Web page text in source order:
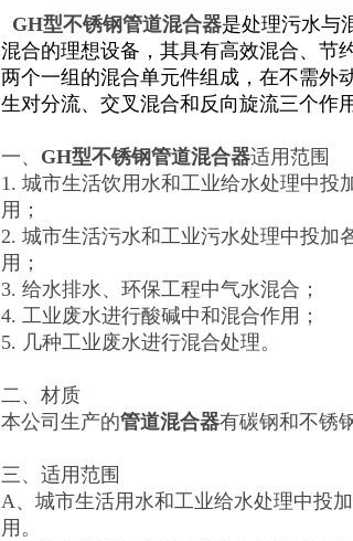
GH型不锈钢管道混合器是处理污水与
混合的理想设备，其具有高效混合、节
两个一组的混合单元件组成，在不需外
生对分流、交叉混合和反向旋流三个作
一、 GH型不锈钢管道混合器适用范围
1. 城市生活饮用水和工业给水处理中投
用；
2. 城市生活污水和工业污水处理中投加
用；
3. 给水排水、环保工程中气水混合；
4. 工业废水进行酸碱中和混合作用；
5. 几种工业废水进行混合处理。
二、材质
本公司生产的管道混合器有碳钢和不锈
三、适用范围
A、城市生活用水和工业给水处理中投
用。